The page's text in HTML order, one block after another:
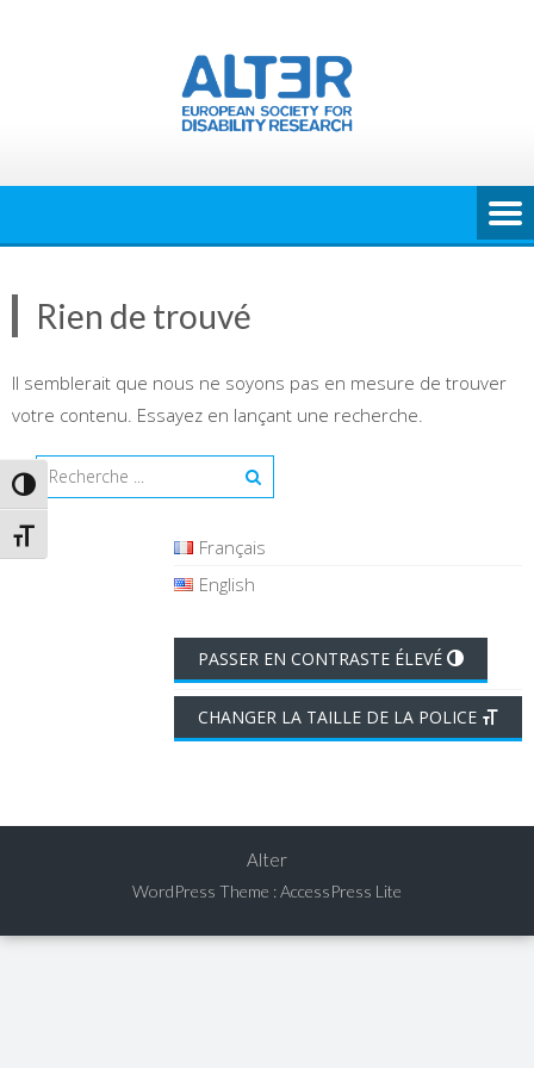
PASSER EN CONTRASTE ÉLEVÉ
CHANGER LA TAILLE DE LA POLICE
Rien de trouvé
Il semblerait que nous ne soyons pas en mesure de trouver
votre contenu. Essayez en lançant une recherche.
Search
Français
English
PASSER EN CONTRASTE ÉLEVÉ
CHANGER LA TAILLE DE LA POLICE
Alter
WordPress Theme :AccessPress Lite